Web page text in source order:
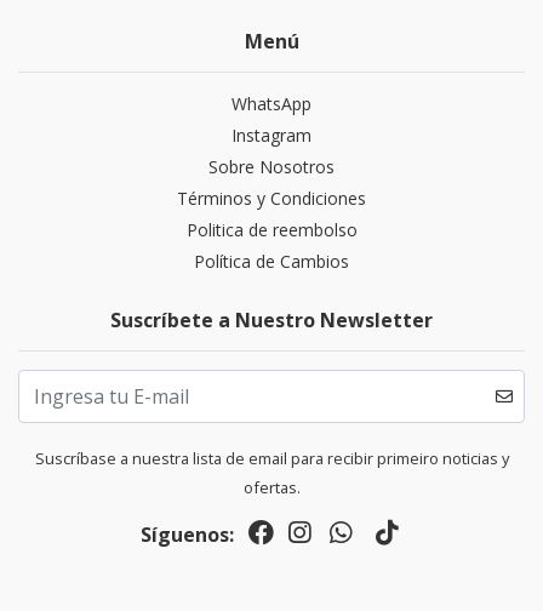
Menú
WhatsApp
Instagram
Sobre Nosotros
Términos y Condiciones
Politica de reembolso
Política de Cambios
Suscríbete a Nuestro Newsletter
Suscríbase a nuestra lista de email para recibir primeiro noticias y
ofertas.
Síguenos: